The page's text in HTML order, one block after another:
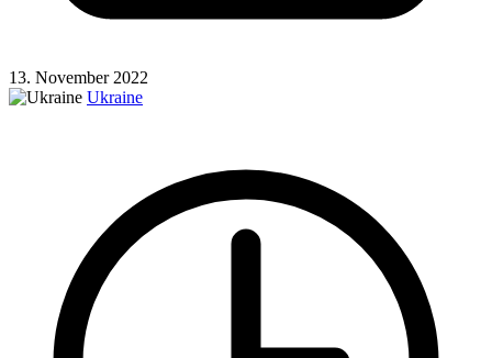
13. November 2022
Ukraine